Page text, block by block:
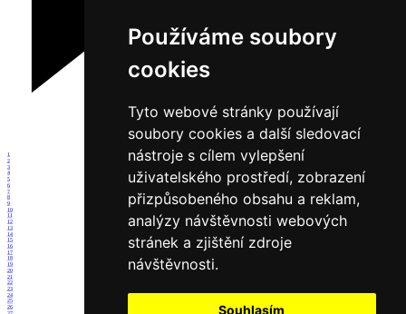
Používáme soubory
cookies
Tyto webové stránky používají
soubory cookies a další sledovací
nástroje s cílem vylepšení
uživatelského prostředí, zobrazení
přizpůsobeného obsahu a reklam,
analýzy návštěvnosti webových
stránek a zjištění zdroje
návštěvnosti.
Souhlasím
1
2
3
4
5
6
7
8
9
10
11
12
13
14
15
16
17
18
19
20
21
22
23
24
25
26